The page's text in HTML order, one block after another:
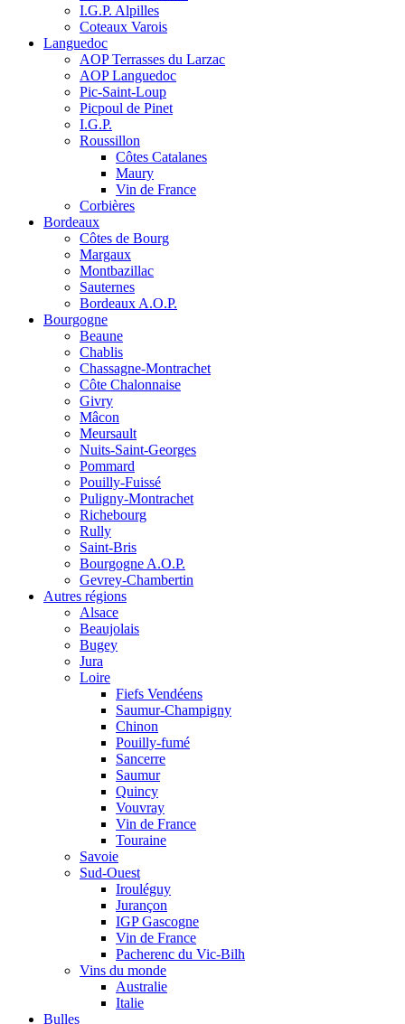
I.G.P. Alpilles
Coteaux Varois
Languedoc
AOP Terrasses du Larzac
AOP Languedoc
Pic-Saint-Loup
Picpoul de Pinet
I.G.P.
Roussillon
Côtes Catalanes
Maury
Vin de France
Corbières
Bordeaux
Côtes de Bourg
Margaux
Montbazillac
Sauternes
Bordeaux A.O.P.
Bourgogne
Beaune
Chablis
Chassagne-Montrachet
Côte Chalonnaise
Givry
Mâcon
Meursault
Nuits-Saint-Georges
Pommard
Pouilly-Fuissé
Puligny-Montrachet
Richebourg
Rully
Saint-Bris
Bourgogne A.O.P.
Gevrey-Chambertin
Autres régions
Alsace
Beaujolais
Bugey
Jura
Loire
Fiefs Vendéens
Saumur-Champigny
Chinon
Pouilly-fumé
Sancerre
Saumur
Quincy
Vouvray
Vin de France
Touraine
Savoie
Sud-Ouest
Irouléguy
Jurançon
IGP Gascogne
Vin de France
Pacherenc du Vic-Bilh
Vins du monde
Australie
Italie
Bulles